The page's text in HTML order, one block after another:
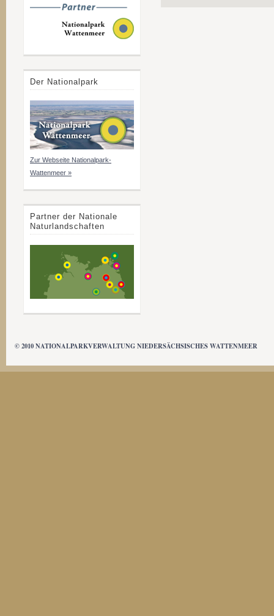
Der Nationalpark
Zur Webseite Nationalpark-
Wattenmeer »
Partner der Nationale
Naturlandschaften
© 2010 NATIONALPARKVERWALTUNG NIEDERSÄCHSISCHES WATTENMEER